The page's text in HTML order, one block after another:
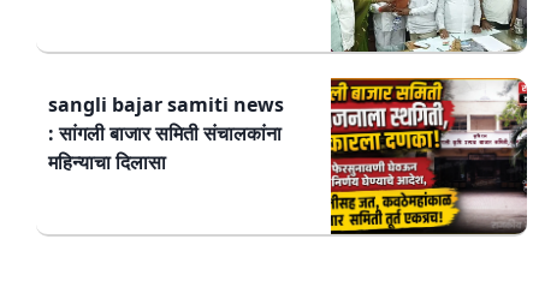
sangli bajar samiti news
: सांगली बाजार समिती संचालकांना
महिन्याचा दिलासा